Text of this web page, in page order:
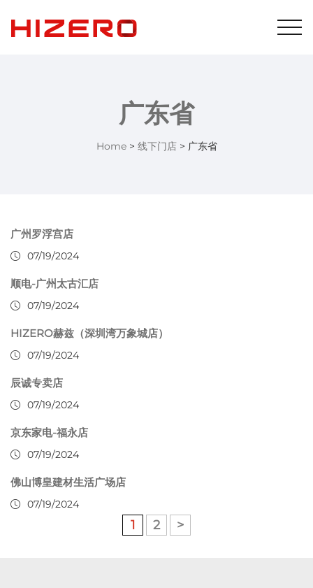
广东省
Home> 线下门店> 广东省
广州罗浮宫店
07/19/2024
顺电-广州太古汇店
07/19/2024
HIZERO赫兹（深圳湾万象城店）
07/19/2024
辰诚专卖店
07/19/2024
京东家电-福永店
07/19/2024
佛山博皇建材生活广场店
07/19/2024
1 2 >